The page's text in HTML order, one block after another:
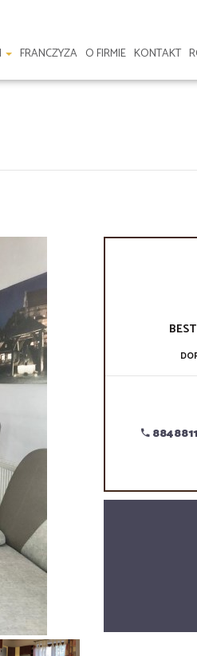
FRANCZYZA O FIRMIE KONTAKT